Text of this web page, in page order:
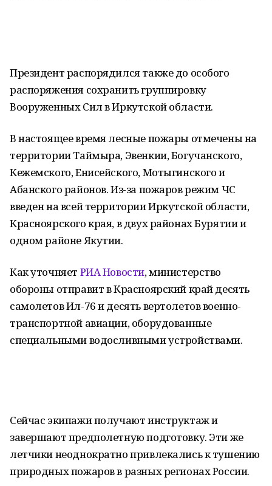
Президент распорядился также до особого
распоряжения сохранить группировку
Вооруженных Сил в Иркутской области.
В настоящее время лесные пожары отмечены на
территории Таймыра, Эвенкии, Богучанского,
Кежемского, Енисейского, Мотыгинского и
Абанского районов. Из-за пожаров режим ЧС
введен на всей территории Иркутской области,
Красноярского края, в двух районах Бурятии и
одном районе Якутии.
Как уточняет РИА Новости, министерство
обороны отправит в Красноярский край десять
самолетов Ил-76 и десять вертолетов военно-
транспортной авиации, оборудованные
специальными водосливными устройствами.
Сейчас экипажи получают инструктаж и
завершают предполетную подготовку. Эти же
летчики неоднократно привлекались к тушению
природных пожаров в разных регионах России.